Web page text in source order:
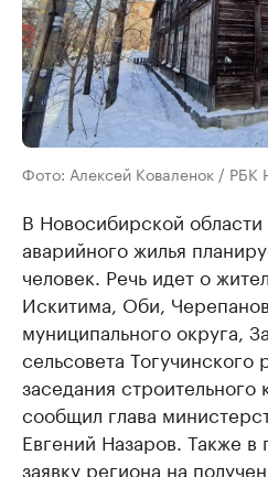
Фото: Алексей Коваленок / РБК
В Новосибирской
аварийного жилья
человек. Речь идет о
Искитима, Оби,
муниципального округа,
сельсовета
заседания строительного
сообщил глава
Евгений Назаров. Также
заявку региона на